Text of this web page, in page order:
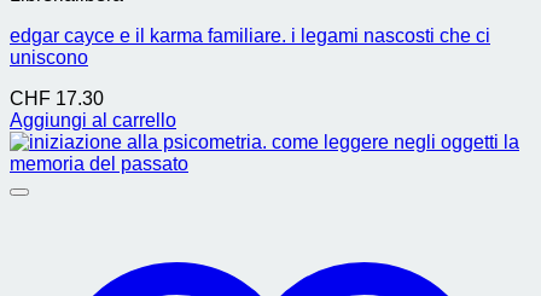
edgar cayce e il karma familiare. i legami nascosti che ci
uniscono
CHF 17.30
Aggiungi al carrello